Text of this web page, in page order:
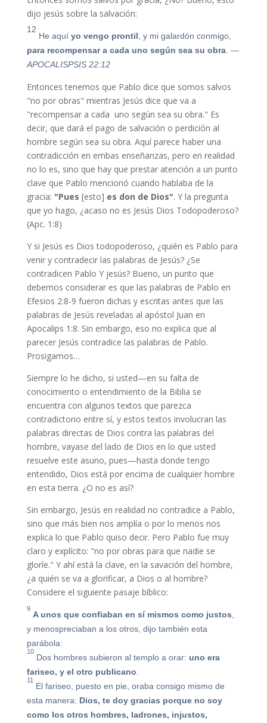
dijo jesús sobre la salvación:
12
He aquí yo vengo prontil , y mi galardón conmigo,
para recompensar a cada uno según sea su obra. —
APOCALISPSIS 22:12
Entonces tenemos que Pablo dice que somos salvos
"no por obras" mientras Jesús dice que va a
"recompensar a cada uno según sea su obra." Es
decir, que dará el pago de salvación o perdición al
hombre según sea su obra. Aquí parece haber una
contradicción en embas enseñanzas, pero en realidad
no lo es, sino que hay que prestar atención a un punto
clave que Pablo mencionó cuando hablaba de la
gracia: "Pues [esto] es don de Dios". Y la pregunta
que yo hago, ¿acaso no es Jesús Dios Todopoderoso?
(Apc. 1:8)
Y si Jesús es Dios todopoderoso, ¿quién es Pablo para
venir y contradecir las palabras de Jesús? ¿Se
contradicen Pablo Y jesús? Bueno, un punto que
debemos considerar es que las palabras de Pablo en
Efesios 2:8-9 fueron dichas y escritas antes que las
palabras de Jesús reveladas al apóstol Juan en
Apocalips 1:8. Sin embargo, eso no explica que al
parecer Jesús contradice las palabras de Pablo.
Prosigamos…
Siempre lo he dicho, si usted—en su falta de
conocimiento o entendimiento de la Biblia se
encuentra con algunos textos que parezca
contradictorio entre sí, y estos textos involucran las
palabras directas de Dios contra las palabras del
hombre, vayase del lado de Dios en lo que usted
resuelve este asuno, pues—hasta donde tengo
entendido, Dios está por encima de cualquier hombre
en esta tierra. ¿O no es así?
Sin embargo, Jesús en realidad no contradice a Pablo,
sino que más bien nos amplía o por lo menos nos
explica lo que Pablo quiso decir. Pero Pablo fue muy
claro y explícito: "no por obras para que nadie se
gloríe." Y ahí está la clave, en la savación del hombre,
¿a quién se va a glorificar, a Dios o al hombre?
Considere el siguiente pasaje bíblico:
9
A unos que confiaban en sí mismos como justos
y menospreciaban a los otros, dijo también esta
parábola:
10
Dos hombres subieron al templo a orar: uno era
fariseo, y el otro publicano
11
El fariseo, puesto en pie, oraba consigo mismo de
esta manera: Dios, te doy gracias porque no soy
como los otros hombres, ladrones, injustos,